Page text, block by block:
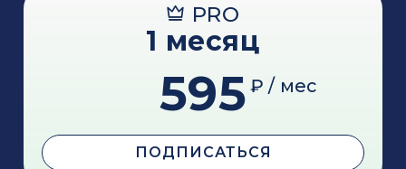
PRO
1 месяц
595 ₽ / мес
ПОДПИСАТЬСЯ